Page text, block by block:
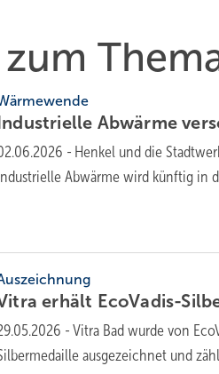
Industrielle Abwärme
- Henkel und die
Indus­tri­elle Ab­wärme wird künftig in
erhält EcoVadis-
- Vitra Bad wurde von
ausgezeichnet und